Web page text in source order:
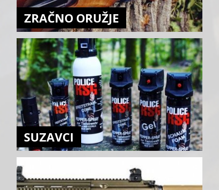
ZRAČNO ORUŽJE
SUZAVCI